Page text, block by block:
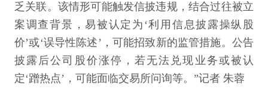
乏关联。该情形可能触发信披违规，结合过往被立
案调查背景，易被认定为‘利用信息披露操纵股
价’或‘误导性陈述’，可能招致新的监管措施。公告
披露后公司股价涨停，若无法兑现业务或被认
定‘蹭热点’，可能面临交易所问询等。”记者 朱蓉